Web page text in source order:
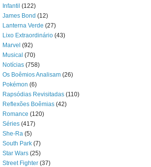
Infantil (122)
James Bond (12)
Lanterna Verde (27)
Lixo Extraordinário (43)
Marvel (92)
Musical (70)
Notícias (758)
Os Boêmios Analisam (26)
Pokémon (6)
Rapsódias Revisitadas (110)
Reflexões Boêmias (42)
Romance (120)
Séries (417)
She-Ra (5)
South Park (7)
Star Wars (25)
Street Fighter (37)